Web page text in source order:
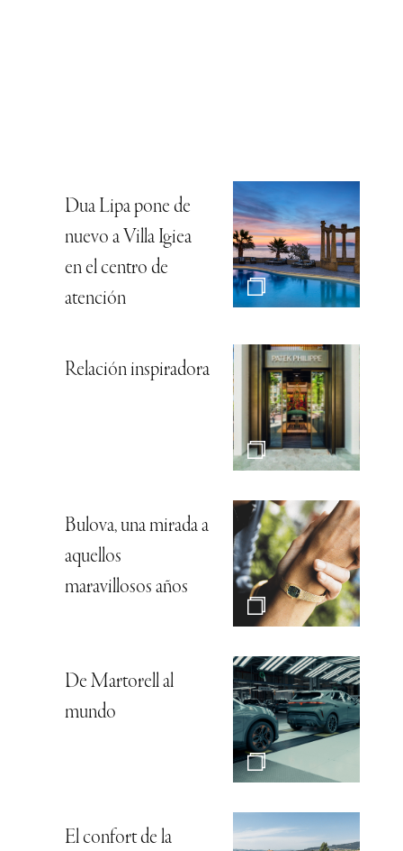
Dua Lipa pone de
nuevo a Villa Igiea
en el centro de
atención
Relación inspiradora
Bulova, una mirada a
aquellos
maravillosos años
De Martorell al
mundo
El confort de la